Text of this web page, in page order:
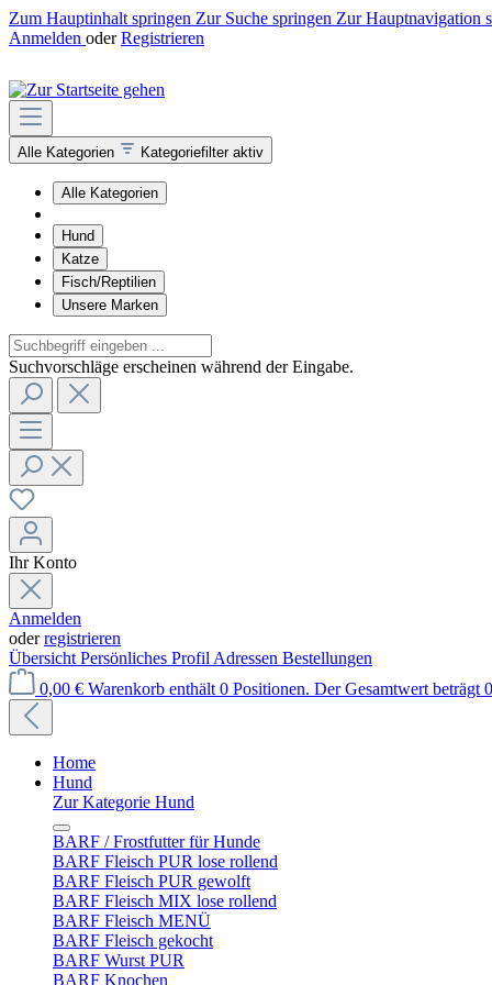
Zum Hauptinhalt springen Zur Suche springen Zur Hauptnavigation
Anmelden oder Registrieren
Alle Kategorien Kategoriefilter aktiv
Alle Kategorien
Hund
Katze
Fisch/Reptilien
Unsere Marken
Suchvorschläge erscheinen während der Eingabe.
Ihr Konto
Anmelden
oderregistrieren
Übersicht Persönliches Profil Adressen Bestellungen
0,00 € Warenkorb enthält 0 Positionen. Der Gesamtwert beträgt
Home
Hund
Zur Kategorie Hund
BARF / Frostfutter für Hunde
BARF Fleisch PUR lose rollend
BARF Fleisch PUR gewolft
BARF Fleisch MIX lose rollend
BARF Fleisch MENÜ
BARF Fleisch gekocht
BARF Wurst PUR
BARF Knochen